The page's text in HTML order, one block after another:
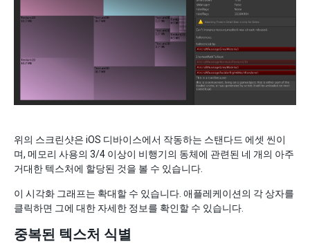
위의 스크린샷은 iOS 디바이스에서 작동하는 스탠다드 에셋 씬이
며, 메모리 사용의 3/4 이상이 비행기의 동체에 관련된 네 개의 아주
거대한 텍스처에 할당된 것을 볼 수 있습니다.
이 시각화 그래프는 확대할 수 있습니다. 애플레케이션의 각 상자를
클릭하면 그에 대한 자세한 정보를 확인할 수 있습니다.
중복된 텍스처 식별